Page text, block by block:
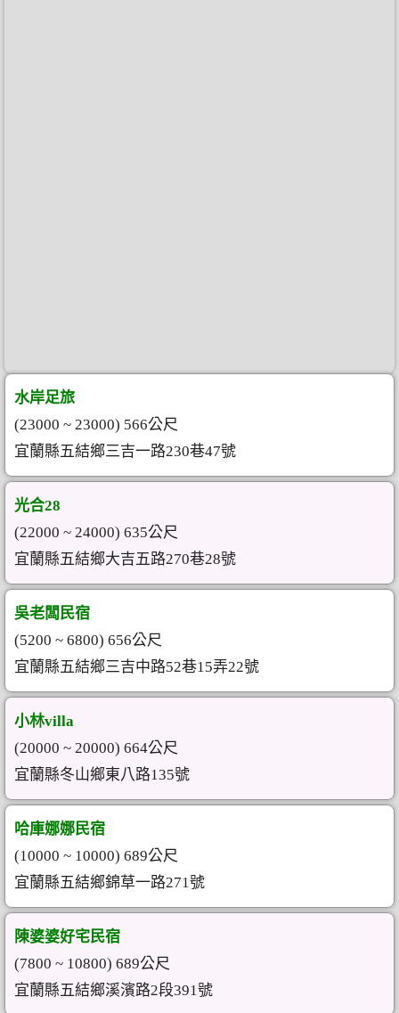
水岸足旅
(23000 ~ 23000) 566公尺
宜蘭縣五結鄉三吉一路230巷47號
光合28
(22000 ~ 24000) 635公尺
宜蘭縣五結鄉大吉五路270巷28號
吳老闆民宿
(5200 ~ 6800) 656公尺
宜蘭縣五結鄉三吉中路52巷15弄22號
小林villa
(20000 ~ 20000) 664公尺
宜蘭縣冬山鄉東八路135號
哈庫娜娜民宿
(10000 ~ 10000) 689公尺
宜蘭縣五結鄉錦草一路271號
陳婆婆好宅民宿
(7800 ~ 10800) 689公尺
宜蘭縣五結鄉溪濱路2段391號